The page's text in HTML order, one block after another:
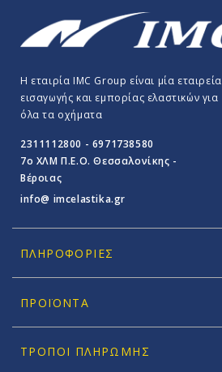
Η εταιρία IMC Group είναι μία εταιρεία
εισαγωγής και εμπορίας ελαστικών για
όλα τα οχήματα
2311112800 - 6971738580
7o ΧΛΜ Π.E.O. Θεσσαλονίκης -
Βέροιας
info@ imcelastika.gr
ΠΛΗΡΟΦΟΡΊΕΣ
ΠΡΟΪΟΝΤΑ
ΤΡΌΠΟΙ ΠΛΗΡΩΜΉΣ